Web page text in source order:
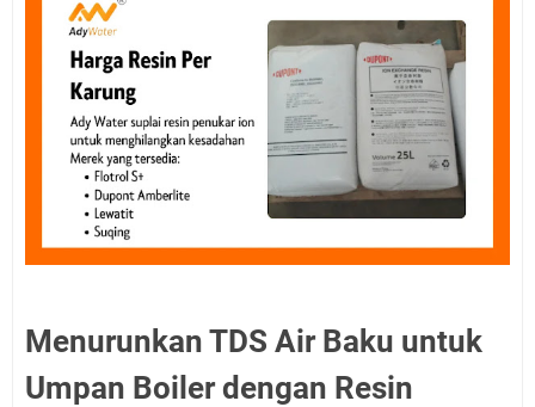
Menurunkan TDS Air Baku untuk
Umpan Boiler dengan Resin